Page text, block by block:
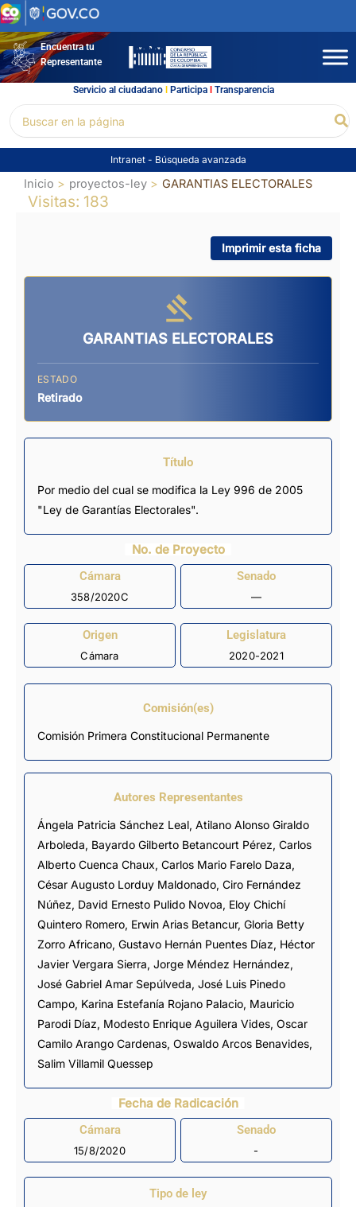
Ir
al
contenidoEncuentra tu
Representante
Servicio al ciudadano l Participal Transparencia
por:
Intranet - Búsqueda avanzada
Inicio proyectos-ley GARANTIAS ELECTORALES
Visitas: 183
Imprimir esta ficha
GARANTIAS ELECTORALES
ESTADO
Retirado
Título
Por medio del cual se modifica la Ley 996 de 2005
"Ley de Garantías Electorales".
No. de Proyecto
Cámara
358/2020C
Senado
—
Origen
Cámara
Legislatura
2020-2021
Comisión(es)
Comisión Primera Constitucional Permanente
Autores Representantes
Ángela Patricia Sánchez Leal, Atilano Alonso Giraldo
Arboleda, Bayardo Gilberto Betancourt Pérez, Carlos
Alberto Cuenca Chaux, Carlos Mario Farelo Daza,
César Augusto Lorduy Maldonado, Ciro Fernández
Núñez, David Ernesto Pulido Novoa, Eloy Chichí
Quintero Romero, Erwin Arias Betancur, Gloria Betty
Zorro Africano, Gustavo Hernán Puentes Díaz, Héctor
Javier Vergara Sierra, Jorge Méndez Hernández,
José Gabriel Amar Sepúlveda, José Luis Pinedo
Campo, Karina Estefanía Rojano Palacio, Mauricio
Parodi Díaz, Modesto Enrique Aguilera Vides, Oscar
Camilo Arango Cardenas, Oswaldo Arcos Benavides,
Salim Villamil Quessep
Fecha de Radicación
Cámara
15/8/2020
Senado
-
Tipo de ley